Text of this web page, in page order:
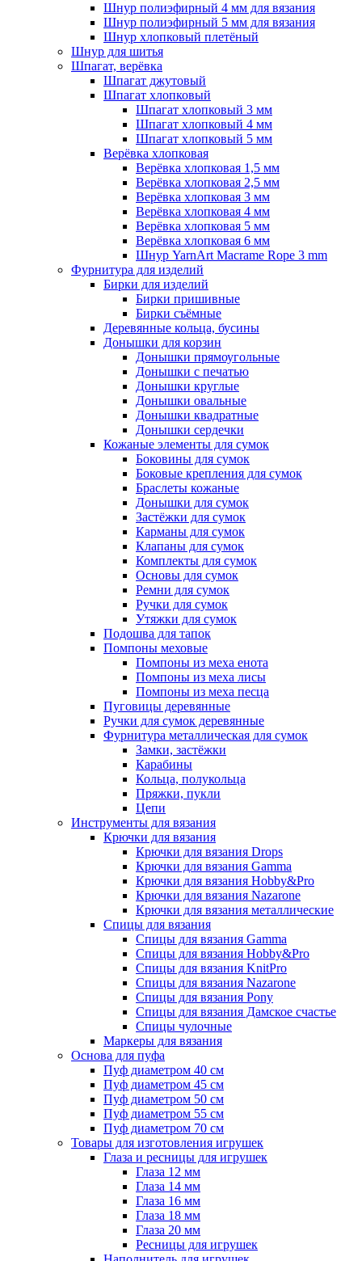
Шнур полиэфирный 4 мм для вязания
Шнур полиэфирный 5 мм для вязания
Шнур хлопковый плетёный
Шнур для шитья
Шпагат, верёвка
Шпагат джутовый
Шпагат хлопковый
Шпагат хлопковый 3 мм
Шпагат хлопковый 4 мм
Шпагат хлопковый 5 мм
Верёвка хлопковая
Верёвка хлопковая 1,5 мм
Верёвка хлопковая 2,5 мм
Верёвка хлопковая 3 мм
Верёвка хлопковая 4 мм
Верёвка хлопковая 5 мм
Верёвка хлопковая 6 мм
Шнур YarnArt Macrame Rope 3 mm
Фурнитура для изделий
Бирки для изделий
Бирки пришивные
Бирки съёмные
Деревянные кольца, бусины
Донышки для корзин
Донышки прямоугольные
Донышки с печатью
Донышки круглые
Донышки овальные
Донышки квадратные
Донышки сердечки
Кожаные элементы для сумок
Боковины для сумок
Боковые крепления для сумок
Браслеты кожаные
Донышки для сумок
Застёжки для сумок
Карманы для сумок
Клапаны для сумок
Комплекты для сумок
Основы для сумок
Ремни для сумок
Ручки для сумок
Утяжки для сумок
Подошва для тапок
Помпоны меховые
Помпоны из меха енота
Помпоны из меха лисы
Помпоны из меха песца
Пуговицы деревянные
Ручки для сумок деревянные
Фурнитура металлическая для сумок
Замки, застёжки
Карабины
Кольца, полукольца
Пряжки, пукли
Цепи
Инструменты для вязания
Крючки для вязания
Крючки для вязания Drops
Крючки для вязания Gamma
Крючки для вязания Hobby&Pro
Крючки для вязания Nazarone
Крючки для вязания металлические
Спицы для вязания
Спицы для вязания Gamma
Спицы для вязания Hobby&Pro
Спицы для вязания KnitPro
Спицы для вязания Nazarone
Спицы для вязания Pony
Спицы для вязания Дамское счастье
Спицы чулочные
Маркеры для вязания
Основа для пуфа
Пуф диаметром 40 см
Пуф диаметром 45 см
Пуф диаметром 50 см
Пуф диаметром 55 см
Пуф диаметром 70 см
Товары для изготовления игрушек
Глаза и ресницы для игрушек
Глаза 12 мм
Глаза 14 мм
Глаза 16 мм
Глаза 18 мм
Глаза 20 мм
Ресницы для игрушек